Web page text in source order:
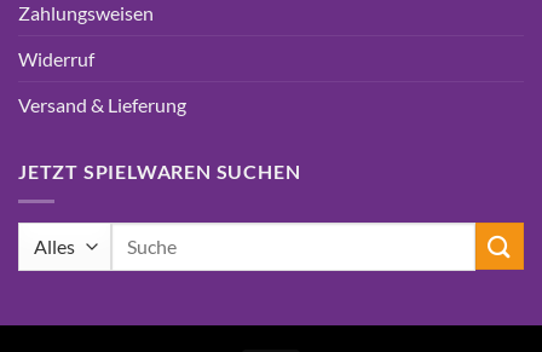
Zahlungsweisen
Widerruf
Versand & Lieferung
JETZT SPIELWAREN SUCHEN